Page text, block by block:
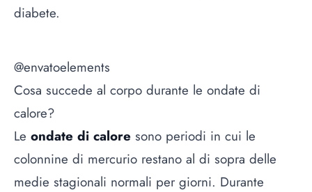
diabete.
@envatoelements
Cosa succede al corpo durante le ondate di
calore?
Le ondate di calore sono periodi in cui le
colonnine di mercurio restano al di sopra delle
medie stagionali normali per giorni. Durante